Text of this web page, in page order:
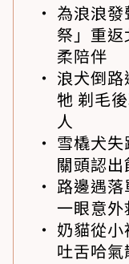
為浪浪發
祭」重
柔陪伴
浪犬倒
牠 剃毛
人
雪橇犬
關頭認
路邊遇
一眼意
奶貓從
吐舌哈